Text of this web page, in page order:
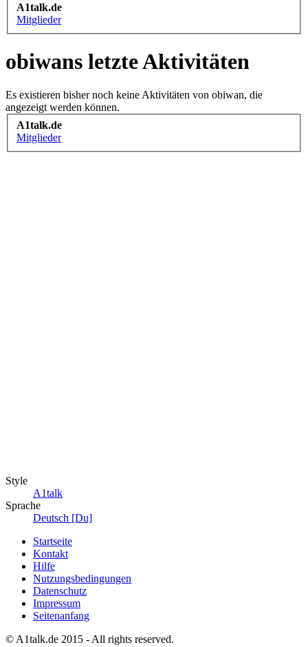
A1talk.de
Mitglieder
obiwans letzte Aktivitäten
Es existieren bisher noch keine Aktivitäten von obiwan, die
angezeigt werden können.
A1talk.de
Mitglieder
Style
A1talk
Sprache
Deutsch [Du]
Startseite
Kontakt
Hilfe
Nutzungsbedingungen
Datenschutz
Impressum
Seitenanfang
© A1talk.de 2015 - All rights reserved.